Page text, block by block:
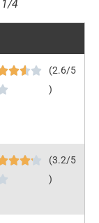
1/4
(2.6/5
)
(3.2/5
)